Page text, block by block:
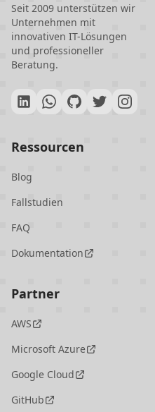
Seit 2009 unterstützen wir
Unternehmen mit
innovativen IT-Lösungen
und professioneller
Beratung.
Ressourcen
Blog
Fallstudien
FAQ
Dokumentation
Partner
AWS
Microsoft Azure
Google Cloud
GitHub